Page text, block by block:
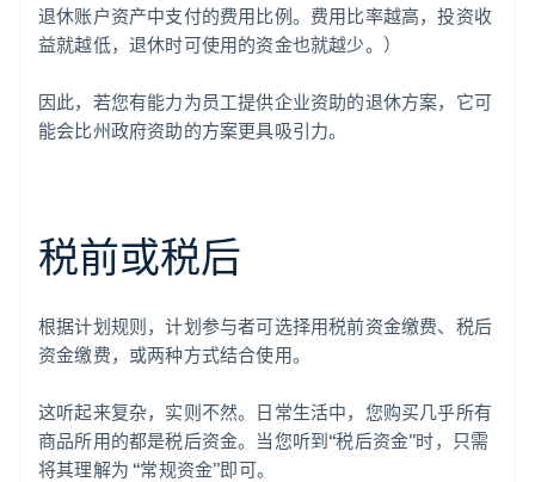
退休账户资产中支付的费用比例。费用比率越高，投资收
益就越低，退休时可使用的资金也就越少。）
因此，若您有能力为员工提供企业资助的退休方案，它可
能会比州政府资助的方案更具吸引力。
税前或税后
根据计划规则，计划参与者可选择用税前资金缴费、税后
资金缴费，或两种方式结合使用。
这听起来复杂，实则不然。日常生活中，您购买几乎所有
商品所用的都是税后资金。当您听到“税后资金”时，只需
将其理解为 “常规资金”即可。